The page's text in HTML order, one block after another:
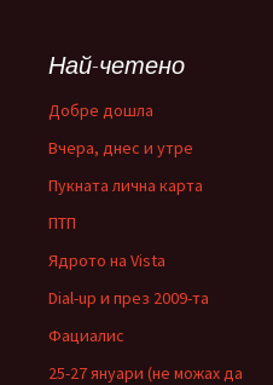
Най-четено
Добре дошла
Вчера, днес и утре
Пукната лична карта
ПТП
Ядрото на Vista
Dial-up и през 2009-та
Фациалис
25-27 януари (не можах да